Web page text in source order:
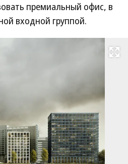
премиальный офис, в
входной группой.
Развернуть